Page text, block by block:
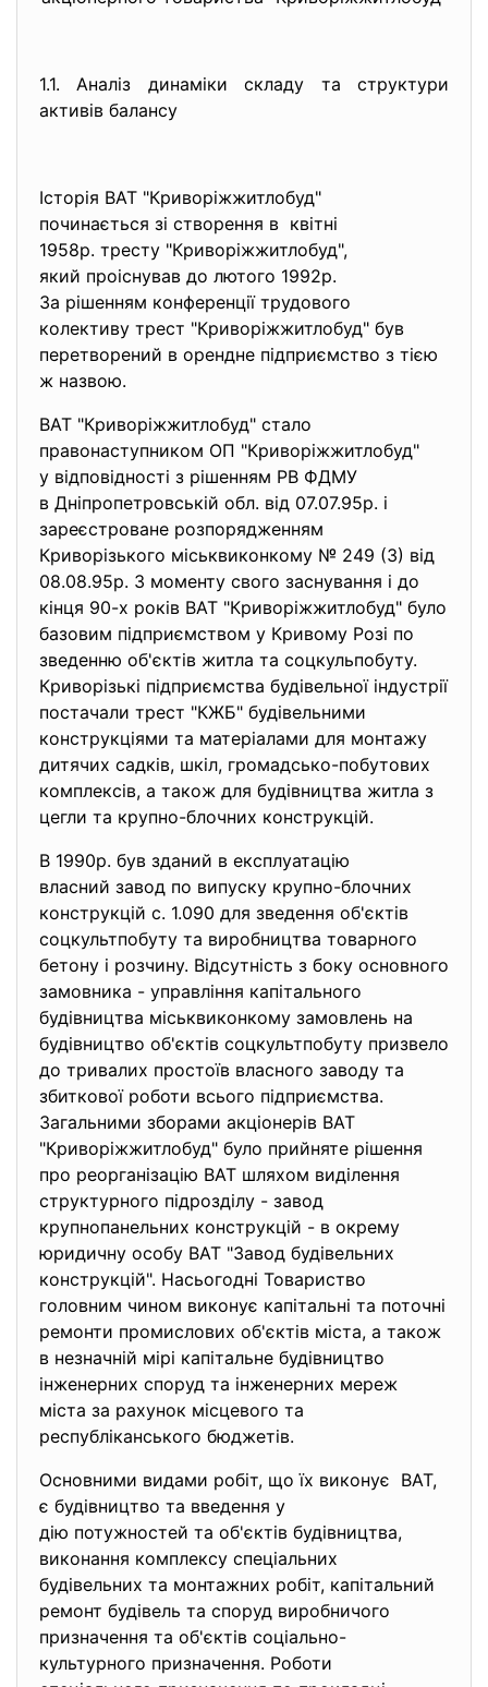
1.1. Аналіз динаміки складу та структури
активів балансу
Iсторiя ВАТ "Криворiжжитлобуд"
починається зi створення в квiтнi
1958р. тресту "Криворiжжитлобуд",
який проiснував до лютого 1992р.
За рiшенням конференцiї трудового
колективу трест "Криворiжжитлобуд" був
перетворений в орендне пiдприємство з тiєю
ж назвою.
ВАТ "Криворiжжитлобуд" стало
правонаступником ОП "Криворiжжитлобуд"
у вiдповiдностi з рiшенням РВ ФДМУ
в Днiпропетровськiй обл. вiд 07.07.95р. i
зареєстроване розпорядженням
Криворiзького мiськвиконкому № 249 (3) вiд
08.08.95р. З моменту свого заснування i до
кiнця 90-х рокiв ВАТ "Криворiжжитлобуд" було
базовим пiдприємством у Кривому Розi по
зведенню об'єктiв житла та соцкульпобуту.
Криворiзькi пiдприємства будiвельної iндустрiї
постачали трест "КЖБ" будiвельними
конструкцiями та матерiалами для монтажу
дитячих садкiв, шкiл, громадсько-побутових
комплексiв, а також для будiвництва житла з
цегли та крупно-блочних конструкцiй.
В 1990р. був зданий в експлуатацiю
власний завод по випуску крупно-блочних
конструкцiй с. 1.090 для зведення об'єктiв
соцкультпобуту та виробництва товарного
бетону i розчину. Вiдсутнiсть з боку основного
замовника - управлiння капiтального
будiвництва мiськвиконкому замовлень на
будiвництво об'єктiв соцкультпобуту призвело
до тривалих простоїв власного заводу та
збиткової роботи всього пiдприємства.
Загальними зборами акцiонерiв ВАТ
"Криворiжжитлобуд" було прийняте рiшення
про реорганiзацiю ВАТ шляхом видiлення
структурного пiдроздiлу - завод
крупнопанельних конструкцiй - в окрему
юридичну особу ВАТ "Завод будiвельних
конструкцiй". Насьогоднi Товариство
головним чином виконує капiтальнi та поточнi
ремонти промислових об'єктiв мiста, а також
в незначнiй мiрi капiтальне будiвництво
iнженерних споруд та iнженерних мереж
мiста за рахунок мiсцевого та
республiканського бюджетiв.
Основними видами робiт, що їх виконує ВАТ,
є будiвництво та введення у
дiю потужностей та об'єктiв будiвництва,
виконання комплексу спецiальних
будiвельних та монтажних робiт, капiтальний
ремонт будiвель та споруд виробничого
призначення та об'єктiв соцiально-
культурного призначення. Роботи